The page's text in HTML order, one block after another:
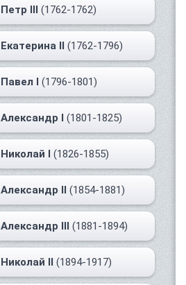
Петр III (1762-1762)
Екатерина II (1762-1796)
Павел I (1796-1801)
Александр I (1801-1825)
Николай I (1826-1855)
Александр II (1854-1881)
Александр III (1881-1894)
Николай II (1894-1917)